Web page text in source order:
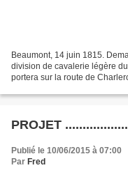
Beaumont, 14 juin 1815.
division de cavalerie légère
portera sur la route de
PROJET
Publié le 10/06/2015 à 07:00
Par Fred